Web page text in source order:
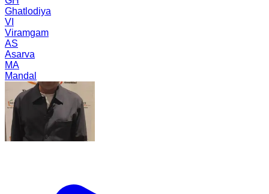
Ghatlodiya
VI
Viramgam
AS
Asarva
MA
Mandal